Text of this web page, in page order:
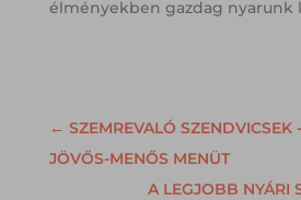
élményekben gazdag nyarunk
← SZEMREVALÓ
JÖVŐS-MENŐS MENÜT
A LEGJOBB NYÁRI